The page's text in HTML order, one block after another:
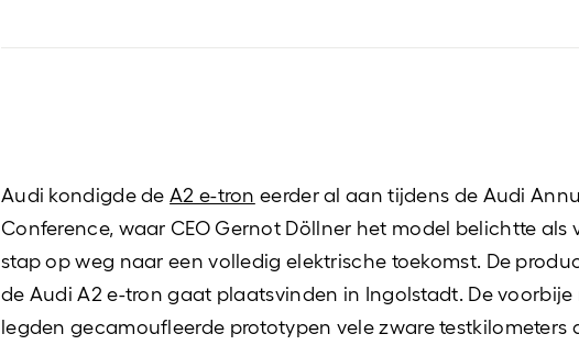
Audi kondigde de A2 e-tron eerder al aan tijdens de Audi
Conference, waar CEO Gernot Döllner het model belichtte als
stap op weg naar een volledig elektrische toekomst. De
de Audi A2 e-tron gaat plaatsvinden in Ingolstadt. De
legden gecamoufleerde prototypen vele zware testkilometers